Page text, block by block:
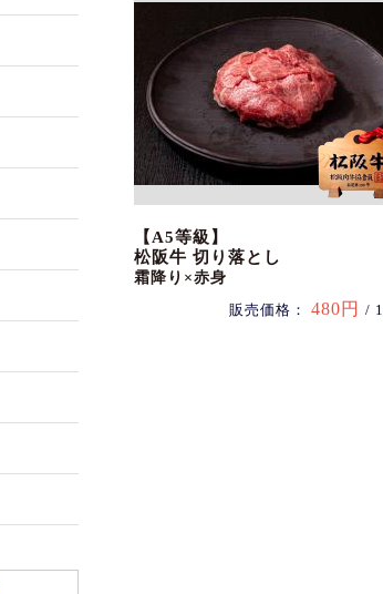
【A5等級】
松阪牛 切り落とし
霜降り×赤身
販売価格： 480円 /